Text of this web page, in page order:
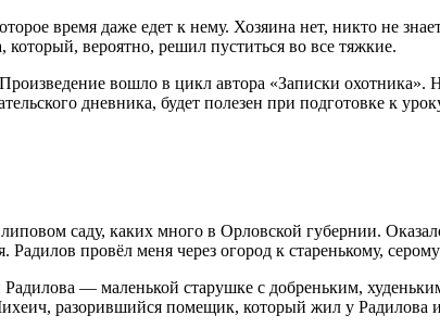
время даже едет к нему. Хозяина нет, никто не
вероятно, решил пуститься во все тяжкие.
вошло в цикл автора «Записки
дневника, будет полезен при подготовке к
саду, каких много в Орловской губернии.
Радилов провёл меня через огород к старенькому,
— маленькой старушке с добреньким,
разорившийся помещик, который жил у Радилова